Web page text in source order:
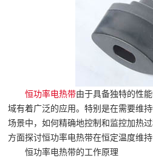
恒功率电热带由于具备独特的性
域有着广泛的应用。特别是在需要维
场景中，如何精确地控制和监控加热
方面探讨恒功率电热带在恒定温度维持
恒功率电热带的工作原理